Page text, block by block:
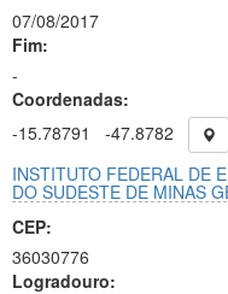
07/08/2017
Fim:
-
Coordenadas:
-15.78791
-47.8782
INSTITUTO FEDERAL DE
DO SUDESTE DE MINAS
CEP:
36030776
Logradouro: